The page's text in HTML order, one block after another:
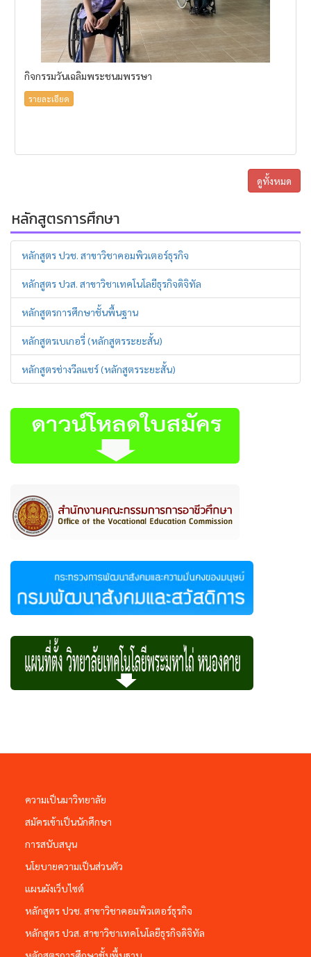
กิจกรรมวันเฉลิมพระชนมพรรษา
รายละเอียด
ดูทั้งหมด
หลักสูตรการศึกษา
หลักสูตร ปวช. สาขาวิชาคอมพิวเตอร์ธุรกิจ
หลักสูตร ปวส. สาขาวิชาเทคโนโลยีธุรกิจดิจิทัล
หลักสูตรการศึกษาชั้นพื้นฐาน
หลักสูตรเบเกอรี่ (หลักสูตรระยะสั้น)
หลักสูตรช่างวีลแชร์ (หลักสูตรระยะสั้น)
ความเป็นมาวิทยาลัย
สมัครเข้าเป็นนักศึกษา
การสนับสนุน
นโยบายความเป็นส่วนตัว
แผนผังเว็บไซต์
หลักสูตร ปวช. สาขาวิชาคอมพิวเตอร์ธุรกิจ
หลักสูตร ปวส. สาขาวิชาเทคโนโลยีธุรกิจดิจิทัล